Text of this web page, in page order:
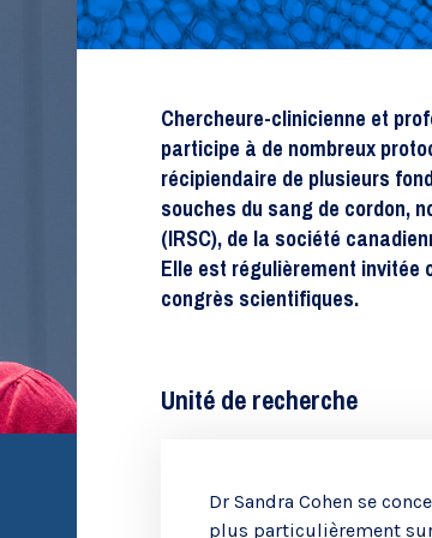
Recherche évaluative
Chercheure-clinicienne et
participe à de nombreux
récipiendaire de plusieurs
souches du sang de cordon,
(IRSC), de la société
Elle est régulièrement invitée
congrès scientifiques.
Unité de recherche
Dr Sandra Cohen se
plus particulièrement